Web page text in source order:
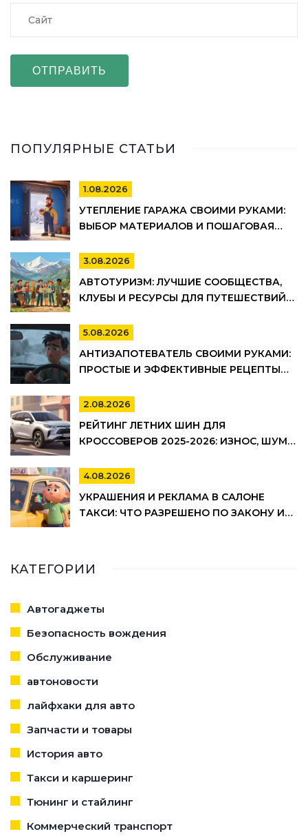
ОТПРАВИТЬ
ПОПУЛЯРНЫЕ СТАТЬИ
1.08.2026
УТЕПЛЕНИЕ ГАРАЖА СВОИМИ РУКАМИ:
ВЫБОР МАТЕРИАЛОВ И ПОШАГОВАЯ
3.08.2026
АВТОТУРИЗМ: ЛУЧШИЕ СООБЩЕСТВА,
КЛУБЫ И РЕСУРСЫ ДЛЯ ПУТЕШЕСТВИЙ
5.08.2026
АНТИЗАПОТЕВАТЕЛЬ СВОИМИ РУКАМИ:
ПРОСТЫЕ И ЭФФЕКТИВНЫЕ РЕЦЕПТЫ
2.08.2026
РЕЙТИНГ ЛЕТНИХ ШИН ДЛЯ
КРОССОВЕРОВ 2025-2026: ИЗНОС, ШУМ И
4.08.2026
УКРАШЕНИЯ И РЕКЛАМА В САЛОНЕ
ТАКСИ: ЧТО РАЗРЕШЕНО ПО ЗАКОНУ И
КАТЕГОРИИ
Автогаджеты
Безопасность вождения
Обслуживание
автоновости
лайфхаки для авто
Запчасти и товары
История авто
Такси и каршеринг
Тюнинг и стайлинг
Коммерческий транспорт